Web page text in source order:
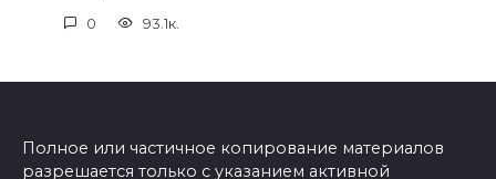
0 93.1к.
Полное или частичное копирование материалов
разрешается только с указанием активной